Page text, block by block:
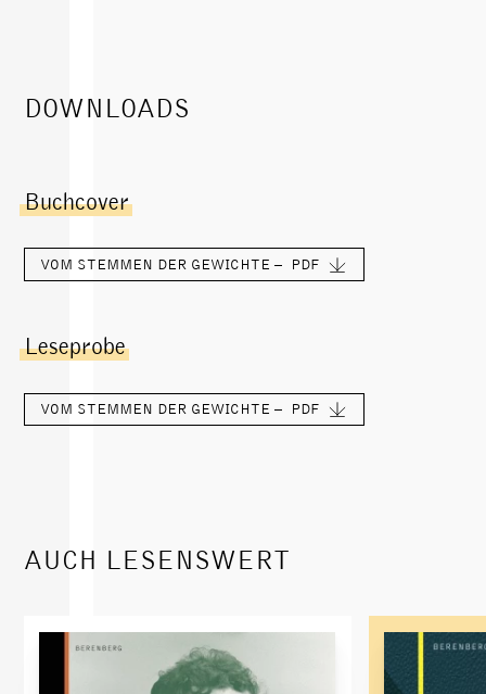
DOWNLOADS
Buchcover
VOM STEMMEN DER GEWICHTE – PDF
Leseprobe
VOM STEMMEN DER GEWICHTE – PDF
AUCH LESENSWERT